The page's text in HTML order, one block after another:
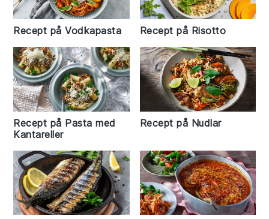
Recept på Vodkapasta Recept på Risotto
Recept på Pasta med
Kantareller
Recept på Nudlar